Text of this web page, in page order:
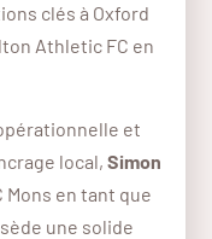
clés à Oxford
Athletic FC en
et
local, Simon
Mons en tant que
une solide